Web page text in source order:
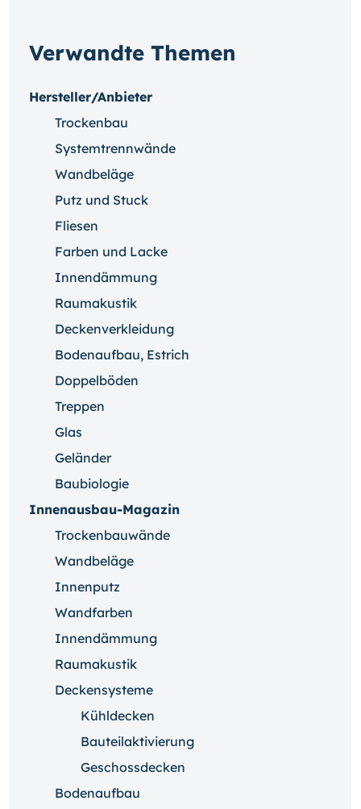
Verwandte Themen
Hersteller/Anbieter
Trockenbau
Systemtrennwände
Wandbeläge
Putz und Stuck
Fliesen
Farben und Lacke
Innendämmung
Raumakustik
Deckenverkleidung
Bodenaufbau, Estrich
Doppelböden
Treppen
Glas
Geländer
Baubiologie
Innenausbau-Magazin
Trockenbauwände
Wandbeläge
Innenputz
Wandfarben
Innendämmung
Raumakustik
Deckensysteme
Kühldecken
Bauteilaktivierung
Geschossdecken
Bodenaufbau